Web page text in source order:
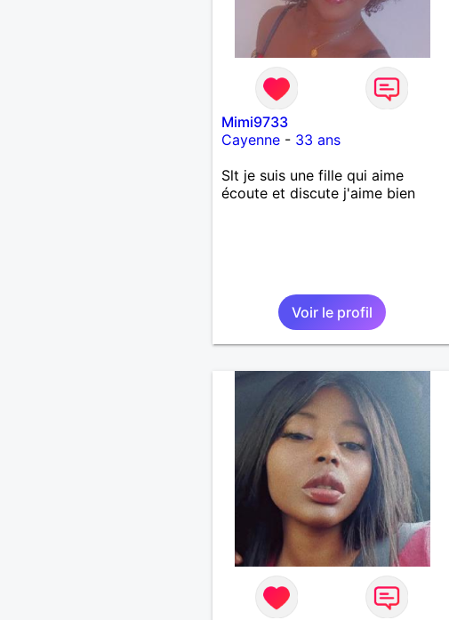
Mimi9733
Cayenne- 33 ans
Slt je suis une fille qui aime
écoute et discute j'aime bien
Voir le profil